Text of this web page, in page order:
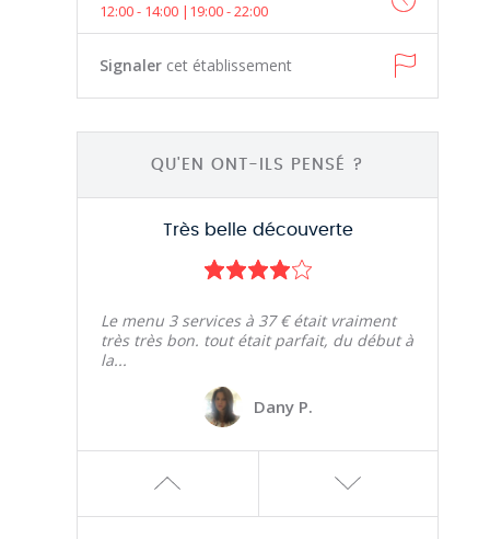
12:00 - 14:00 |19:00 - 22:00
Signaler cet établissement
QU'EN ONT-ILS PENSÉ ?
Parfait , David et son épouse nous
Seraphine-marie N.
Très belle découverte
Le menu 3 services à 37 € était vraiment
très très bon. tout était parfait, du début à
la...
Dany P.